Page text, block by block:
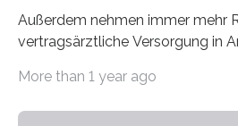
Außerdem nehmen immer mehr
vertragsärztliche Versorgung in
More than 1 year ago